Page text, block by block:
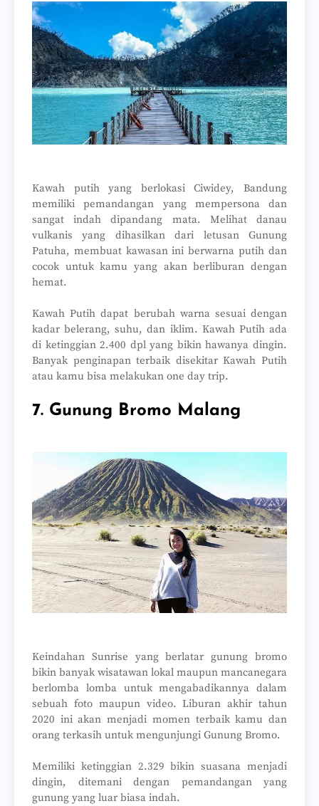
Kawah putih yang berlokasi Ciwidey, Bandung
memiliki pemandangan yang mempersona dan
sangat indah dipandang mata. Melihat danau
vulkanis yang dihasilkan dari letusan Gunung
Patuha, membuat kawasan ini berwarna putih dan
cocok untuk kamu yang akan berliburan dengan
hemat.
Kawah Putih dapat berubah warna sesuai dengan
kadar belerang, suhu, dan iklim. Kawah Putih ada
di ketinggian 2.400 dpl yang bikin hawanya dingin.
Banyak penginapan terbaik disekitar Kawah Putih
atau kamu bisa melakukan one day trip.
7. Gunung Bromo Malang
Keindahan Sunrise yang berlatar gunung bromo
bikin banyak wisatawan lokal maupun mancanegara
berlomba lomba untuk mengabadikannya dalam
sebuah foto maupun video. Liburan akhir tahun
2020 ini akan menjadi momen terbaik kamu dan
orang terkasih untuk mengunjungi Gunung Bromo.
Memiliki ketinggian 2.329 bikin suasana menjadi
dingin, ditemani dengan pemandangan yang
gunung yang luar biasa indah.